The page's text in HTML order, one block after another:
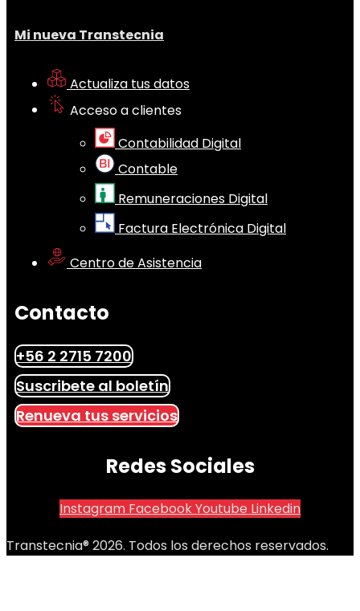
Mi nueva Transtecnia
Actualiza tus datos
Acceso a clientes
Contabilidad Digital
Contable
Remuneraciones Digital
Factura Electrónica Digital
Centro de Asistencia
Contacto
+56 2 2715 7200
Suscribete al boletín
Renueva tus servicios
Redes Sociales
Instagram FacebookYoutube Linkedin
Transtecnia® 2026. Todos los derechos reservados.